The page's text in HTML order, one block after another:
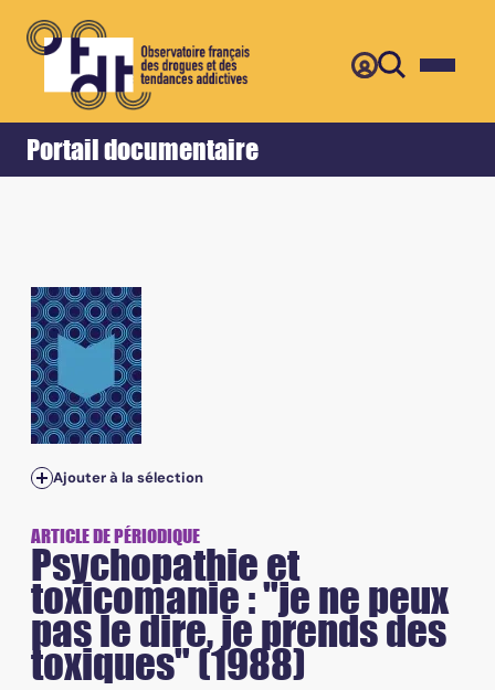
Portail documentaire
Accueil Retour
Ajouter à la sélection
ARTICLE DE PÉRIODIQUE
Psychopathie et
toxicomanie : "je ne peux
pas le dire, je prends des
toxiques" (1988)